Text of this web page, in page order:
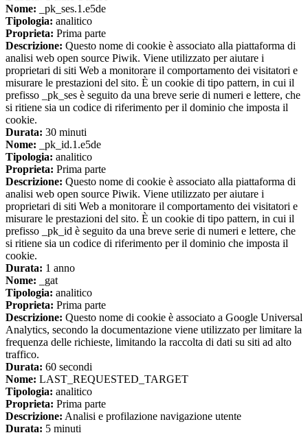
Nome: _pk_ses.1.e5de
Tipologia: analitico
Proprieta: Prima parte
Descrizione: Questo nome di cookie è associato alla piattaforma di
analisi web open source Piwik. Viene utilizzato per aiutare i
proprietari di siti Web a monitorare il comportamento dei visitatori e
misurare le prestazioni del sito. È un cookie di tipo pattern, in cui il
prefisso _pk_ses è seguito da una breve serie di numeri e lettere, che
si ritiene sia un codice di riferimento per il dominio che imposta il
cookie.
Durata: 30 minuti
Nome: _pk_id.1.e5de
Tipologia: analitico
Proprieta: Prima parte
Descrizione: Questo nome di cookie è associato alla piattaforma di
analisi web open source Piwik. Viene utilizzato per aiutare i
proprietari di siti Web a monitorare il comportamento dei visitatori e
misurare le prestazioni del sito. È un cookie di tipo pattern, in cui il
prefisso _pk_id è seguito da una breve serie di numeri e lettere, che
si ritiene sia un codice di riferimento per il dominio che imposta il
cookie.
Durata: 1 anno
Nome: _gat
Tipologia: analitico
Proprieta: Prima parte
Descrizione: Questo nome di cookie è associato a Google Universal
Analytics, secondo la documentazione viene utilizzato per limitare la
frequenza delle richieste, limitando la raccolta di dati su siti ad alto
traffico.
Durata: 60 secondi
Nome: LAST_REQUESTED_TARGET
Tipologia: analitico
Proprieta: Prima parte
Descrizione: Analisi e profilazione navigazione utente
Durata: 5 minuti